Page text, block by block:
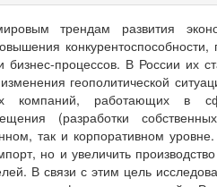
трендам развития
конкурентоспособности,
бизнес-процессов. В России их
геополитической
компаний, работающих в
(разработки
так и корпоративном
но и увеличить
В связи с этим цель